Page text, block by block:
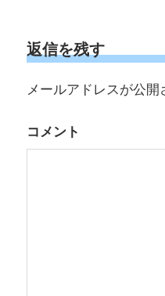
ゲ
ー
ョ
返信を残す
メールアドレスが公開
コメント